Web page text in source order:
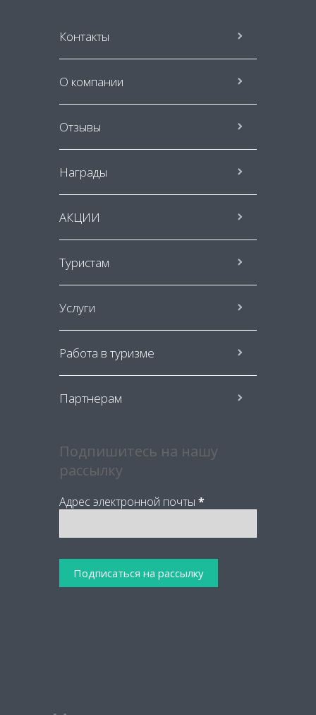
Контакты
О компании
Отзывы
Награды
АКЦИИ
Туристам
Услуги
Работа в туризме
Партнерам
Подпишитесь на нашу
рассылку
Адрес электронной почты *